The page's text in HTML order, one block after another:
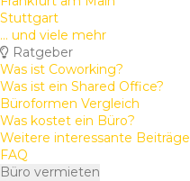
Stuttgart
... und viele mehr
Ratgeber
Was ist Coworking?
Was ist ein Shared Office?
Büroformen Vergleich
Was kostet ein Büro?
Weitere interessante Beiträge
FAQ
Büro vermieten